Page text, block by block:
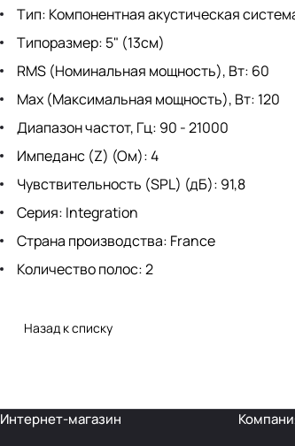
Тип: Компонентная акустическая
Типоразмер: 5" (13см)
RMS (Номинальная мощность), Вт: 60
Max (Максимальная мощность), Вт: 120
Диапазон частот, Гц: 90 - 21000
Импеданс (Z) (Ом): 4
Чувствительность (SPL) (дБ): 91,8
Серия: Integration
Страна производства: France
Количество полос: 2
Назад к списку
Интернет-магазин